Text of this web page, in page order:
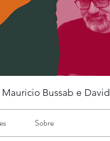
Bussab e
Sobre